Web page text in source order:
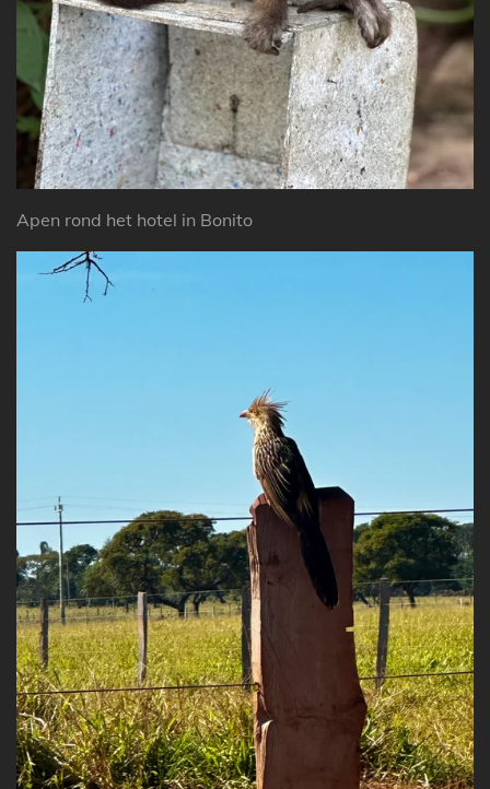
Apen rond het hotel in Bonito